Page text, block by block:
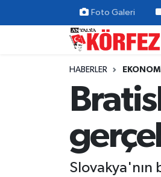
Foto Galeri
HABERLER EKONOMI
Slovakya'nın
Gündem
Yerel Yönetim
Ekonomi
Nöbetçi Eczaneler
Trafik Durumu
Süper Lig Puan Durumu
Tüm Manşetler